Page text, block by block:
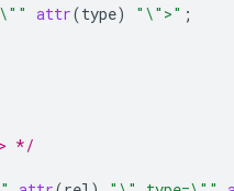
attr(type) "\">" ;
*/